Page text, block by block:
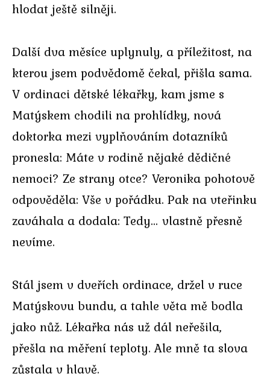
hlodat ještě silněji.
Další dva měsíce uplynuly, a příležitost, na
kterou jsem podvědomě čekal, přišla sama.
V ordinaci dětské lékařky, kam jsme s
Matýskem chodili na prohlídky, nová
doktorka mezi vyplňováním dotazníků
pronesla: Máte v rodině nějaké dědičné
nemoci? Ze strany otce? Veronika pohotově
odpověděla: Vše v pořádku. Pak na vteřinku
zaváhala a dodala: Tedy… vlastně přesně
nevíme.
Stál jsem v dveřích ordinace, držel v ruce
Matýskovu bundu, a tahle věta mě bodla
jako nůž. Lékařka nás už dál neřešila,
přešla na měření teploty. Ale mně ta slova
zůstala v hlavě.